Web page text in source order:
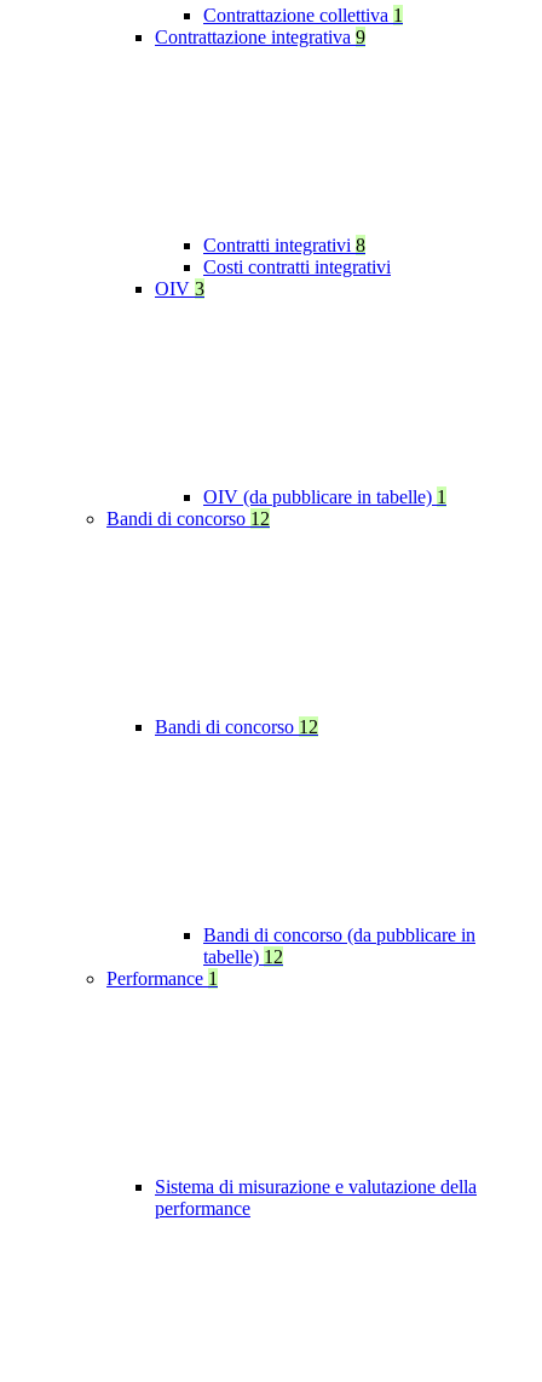
Contrattazione collettiva 1
Contrattazione integrativa 9
Contratti integrativi 8
Costi contratti integrativi
OIV 3
OIV (da pubblicare in tabelle) 1
Bandi di concorso 12
Bandi di concorso 12
Bandi di concorso (da pubblicare in
tabelle) 12
Performance 1
Sistema di misurazione e valutazione della
performance